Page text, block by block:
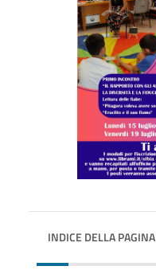
INDICE DELLA PAGINA